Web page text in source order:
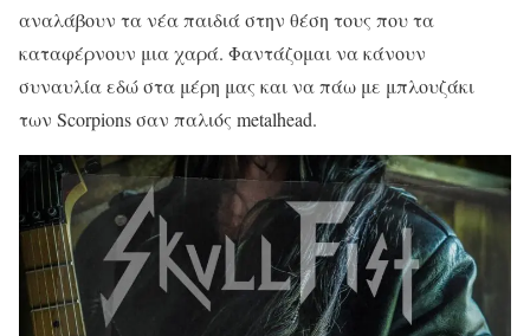
αναλάβουν τα νέα παιδιά στην θέση τους που τα
καταφέρνουν μια χαρά. Φαντάζομαι να κάνουν
συναυλία εδώ στα μέρη μας και να πάω με μπλουζάκι
των Scorpions σαν παλιός metalhead.